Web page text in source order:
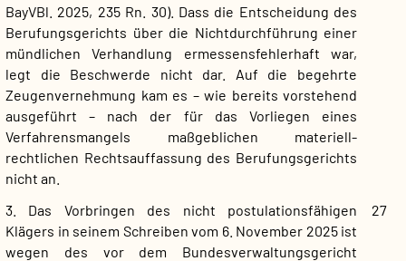
BayVBl. 2025, 235 Rn. 30). Dass die Entscheidung des
Berufungsgerichts über die Nichtdurchführung einer
mündlichen Verhandlung ermessensfehlerhaft war,
legt die Beschwerde nicht dar. Auf die begehrte
Zeugenvernehmung kam es – wie bereits vorstehend
ausgeführt – nach der für das Vorliegen eines
Verfahrensmangels maßgeblichen materiell-
rechtlichen Rechtsauffassung des Berufungsgerichts
nicht an.
27
3. Das Vorbringen des nicht postulationsfähigen
Klägers in seinem Schreiben vom 6. November 2025 ist
wegen des vor dem Bundesverwaltungsgericht